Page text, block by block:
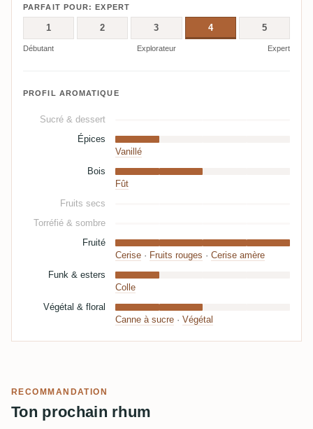
PARFAIT POUR: EXPERT
1 2 3 4 5
Débutant Explorateur Expert
PROFIL AROMATIQUE
Sucré & dessert
Épices
Vanillé
Bois
Fût
Fruits secs
Torréfié & sombre
Fruité
Cerise · Fruits rouges · Cerise amère
Funk & esters
Colle
Végétal & floral
Canne à sucre · Végétal
RECOMMANDATION
Ton prochain rhum